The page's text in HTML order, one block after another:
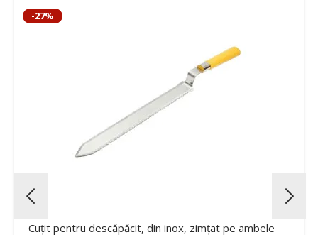
-27%
Cuțit pentru descăpăcit, din inox, zimțat pe ambele